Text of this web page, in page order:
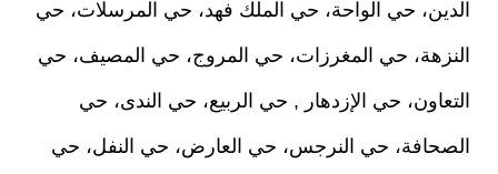
الدين، حي الواحة، حي الملك فهد، حي المرسلات، حي
النزهة، حي المغرزات، حي المروج، حي المصيف، حي
التعاون، حي الإزدهار , حي الربيع، حي الندى، حي
الصحافة، حي النرجس، حي العارض، حي النفل، حي